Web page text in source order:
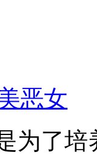
恶女
为了培